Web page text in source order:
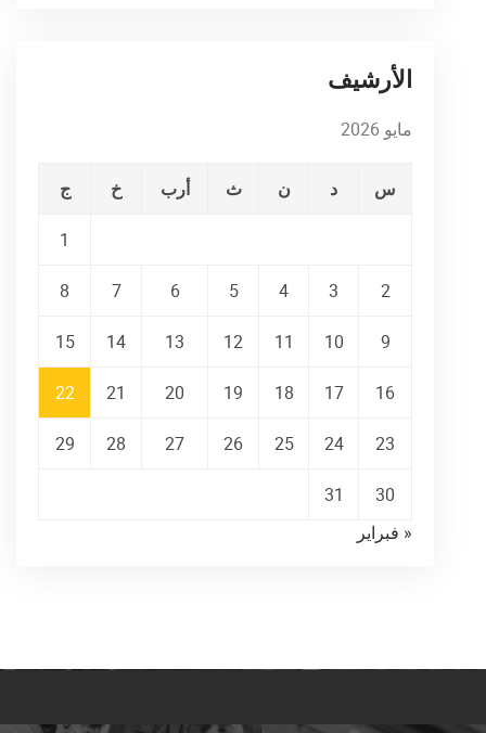
الأرشيف
مايو 2026
س د ن ث أرب خ ج
1
2
3
4
5
6
7
8
9
10
11
12
13
14
15
16
17
18
19
20
21
22
23
24
25
26
27
28
29
30
31
« فبراير